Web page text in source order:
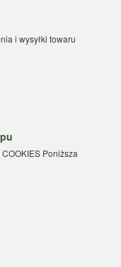
i wysyłki towaru
Poniższa